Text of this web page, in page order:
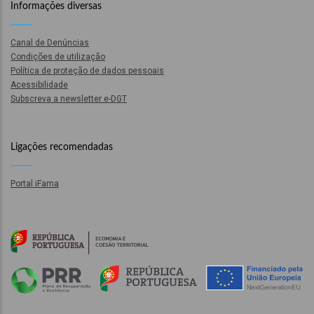
Informações diversas
Canal de Denúncias
Condições de utilização
Política de proteção de dados pessoais
Acessibilidade
Subscreva a newsletter e-DGT
Ligações recomendadas
Portal iFama